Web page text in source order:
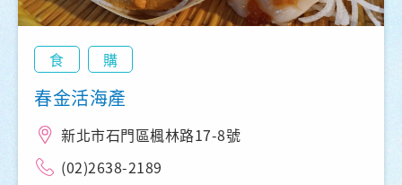
食 購
春金活海產
新北市石門區楓林路17-8號
(02)2638-2189